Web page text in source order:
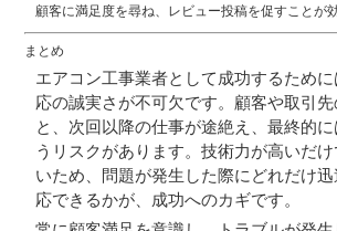
顧客に満足度を尋ね、レビュー投稿を促すことが
まとめ
エアコン工事業者として成功するために
応の誠実さが不可欠です。顧客や取引先
と、次回以降の仕事が途絶え、最終的
うリスクがあります。技術力が高いだ
いため、問題が発生した際にどれだけ
応できるかが、成功へのカギです。